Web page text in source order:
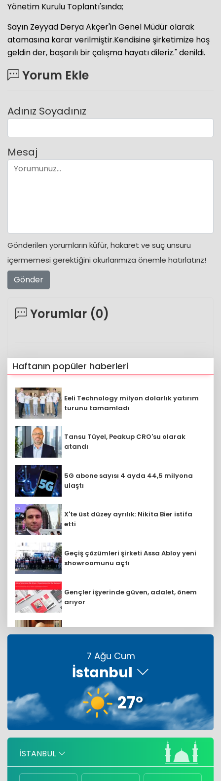
Yönetim Kurulu Toplantı'sında;
Sayın Zeyyad Derya Akçer'in Genel Müdür olarak
atamasına karar verilmiştir.Kendisine şirketimize hoş
geldin der, başarılı bir çalışma hayatı dileriz." denildi.
Yorum Ekle
Adınız Soyadınız
Mesaj
Gönderilen yorumların küfür, hakaret ve suç unsuru
içermemesi gerektiğini okurlarımıza önemle hatırlatırız!
Gönder
Yorumlar (0)
Haftanın popüler haberleri
Eeli Technology milyon dolarlık yatırım
turunu tamamladı
Tansu Tüyel, Peakup CRO'su olarak
atandı
5G abone sayısı 4 ayda 44,5 milyona
ulaştı
X'te üst düzey ayrılık: Nikita Bier istifa
etti
Geçiş çözümleri şirketi Assa Abloy yeni
showroomunu açtı
Gençler işyerinde güven, adalet, önem
arıyor
Google’da Hassabis CEO’luğu bıraktı
Quick Sigorta, Borsa'da QUICK koduyla
işlem görmeye başladı
Kahramanmaraş TSO binası törenle
açıldı
Sanipak, artık Malezya'lı Arch Peninsula
7 Ağu Cum
İstanbul
27°
İSTANBUL